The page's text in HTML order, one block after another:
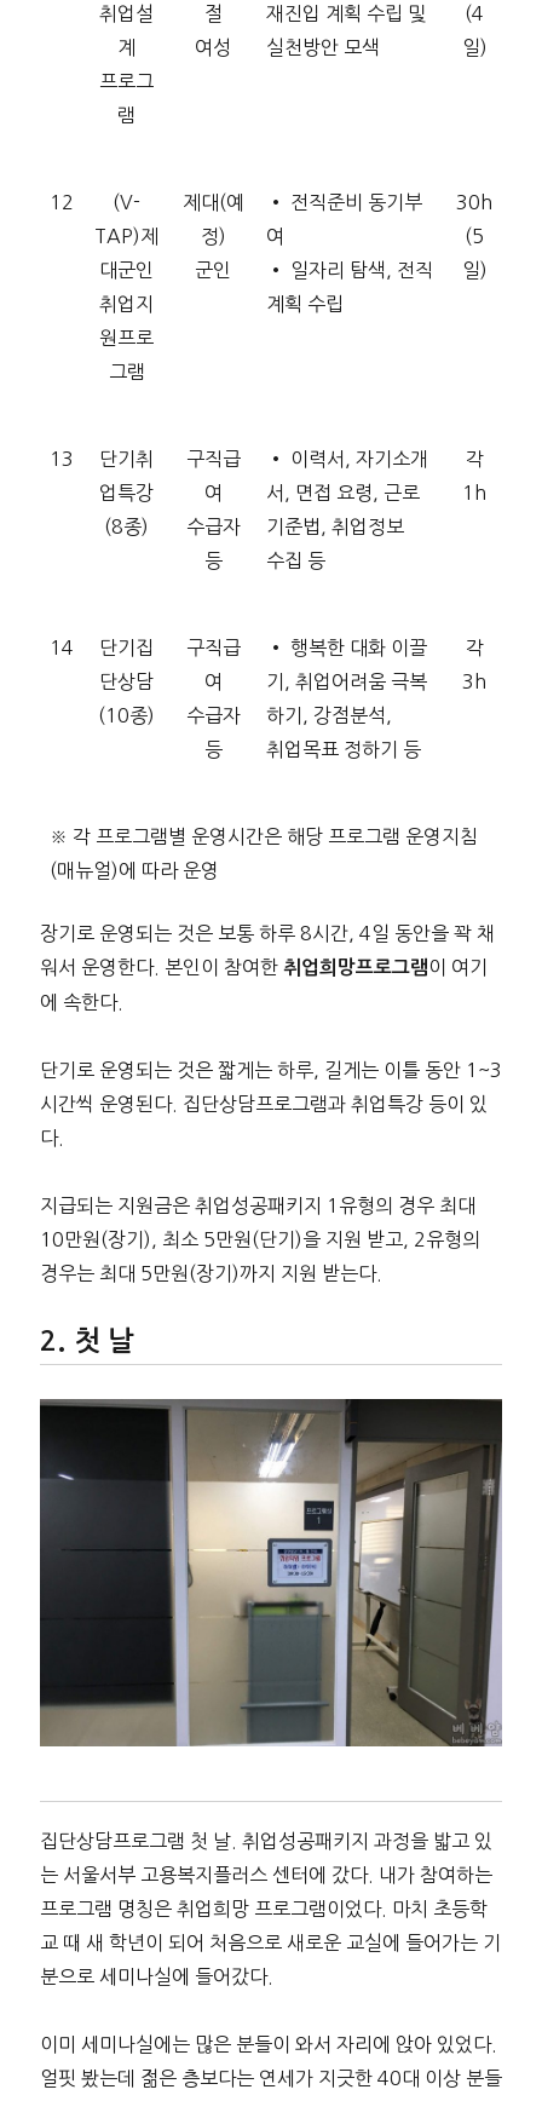
취업설
계
프로그
램
절
여성
재진입 계획 수립 및
실천방안 모색
(4
일)
12
(V-
TAP)제
대군인
취업지
원프로
그램
제대(예
정)
군인
• 전직준비 동기부
여
• 일자리 탐색, 전직
계획 수립
30h
(5
일)
13
단기취
업특강
(8종)
구직급
여
수급자
등
• 이력서, 자기소개
서, 면접 요령, 근로
기준법, 취업정보
수집 등
각
1h
14
단기집
단상담
(10종)
구직급
여
수급자
등
• 행복한 대화 이끌
기, 취업어려움 극복
하기, 강점분석,
취업목표 정하기 등
각
3h
※ 각 프로그램별 운영시간은 해당 프로그램 운영지침
(매뉴얼)에 따라 운영
장기로 운영되는 것은 보통 하루 8시간, 4일 동안을 꽉 채
워서 운영한다. 본인이 참여한 취업희망프로그램 이 여기
에 속한다.
단기로 운영되는 것은 짧게는 하루, 길게는 이틀 동안 1~3
시간씩 운영된다. 집단상담프로그램과 취업특강 등이 있
다.
지급되는 지원금은 취업성공패키지 1유형의 경우 최대
10만원(장기), 최소 5만원(단기)을 지원 받고, 2유형의
경우는 최대 5만원(장기)까지 지원 받는다.
첫 날
집단상담프로그램 첫 날. 취업성공패키지 과정을 밟고 있
는 서울서부 고용복지플러스 센터에 갔다. 내가 참여하는
프로그램 명칭은 취업희망 프로그램이었다. 마치 초등학
교 때 새 학년이 되어 처음으로 새로운 교실에 들어가는 기
분으로 세미나실에 들어갔다.
이미 세미나실에는 많은 분들이 와서 자리에 앉아 있었다.
얼핏 봤는데 젊은 층보다는 연세가 지긋한 40대 이상 분들